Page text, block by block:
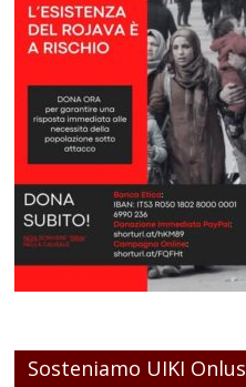
Sosteniamo UIKI Onlus